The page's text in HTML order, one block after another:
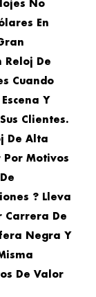
No
En
Reloj De
Cuando
Y
Clientes.
De Alta
Por Motivos
? Lleva
Carrera De
Negra Y
De Valor